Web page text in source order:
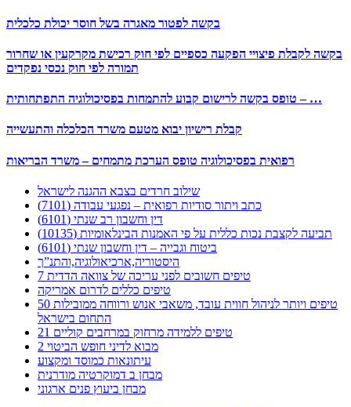
בקשה לפטור מאגרה בשל חוסר יכולת כלכלית
בקשה לקבלת פיצויי הפקעה כספיים לפי חוק רכישת מקרקעין או שחרור
תמורה לפי חוק נכסי נפקדים
טופס בקשה לרישום קבוע להתמחות בפסיכולוגיה התפתחותית – …
קבלת רישיון יבוא מטעם משרד הכלכלה והתעשייה
רפואית בפסיכולוגיה טופס הערכת מתמחים – משרד הבריאות
שילוב חרדים בצבא ההגנה לישראל
כתב ויתור סודיות רפואית – נפגעי עבודה (7101)
דין וחשבון רב שנתי (6101)
תביעה לקצבת נכות כללית על פי האמנות הבינלאומיות (10135)
ביטוח וגבייה – דין וחשבון שנתי (6101)
היסטוריה,ארכיאולוגיה,והתנ”ך
7 טיפים חשובים לפני עריכה של צוואה הדדית
טיפים כללים לדרום אמריקה
50 טיפים ויותר לניהול חווית עובד, משאבי אנוש ורווחה ממובילות
התחום בישראל
21 טיפים ללמידה מרחוק במרחבים קוליים
מבוא לדיני חופש הביטוי 2
עיתונאות כמוסד ומקצוע
מבחן ב דמוקרטיה מודרנית
מבחן ביעוץ פנים ארגוני